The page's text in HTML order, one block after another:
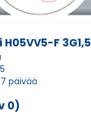
F 3G1,5
päivää
0)